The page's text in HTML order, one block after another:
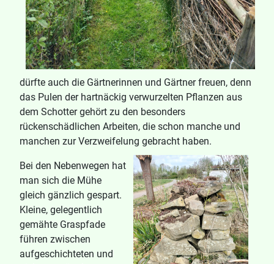
dürfte auch die Gärtnerinnen und Gärtner freuen, denn
das Pulen der hartnäckig verwurzelten Pflanzen aus
dem Schotter gehört zu den besonders
rückenschädlichen Arbeiten, die schon manche und
manchen zur Verzweifelung gebracht haben.
Bei den Nebenwegen hat
man sich die Mühe
gleich gänzlich gespart.
Kleine, gelegentlich
gemähte Graspfade
führen zwischen
aufgeschichteten und